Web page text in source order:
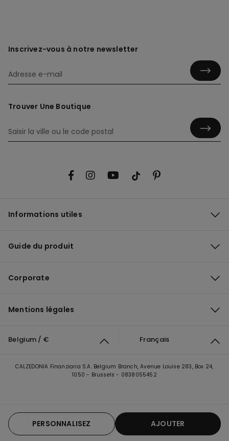
AJOUTER
PERSONNALISEZ
Inscrivez-vous à notre newsletter
Trouver Une Boutique
Informations utiles
Guide du produit
Corporate
Mentions légales
Belgium / € Français
CALZEDONIA Finanziaria S.A. Belgium Branch, Avenue Louise 283, Box 24,
1050 - Brussels - 0838055452